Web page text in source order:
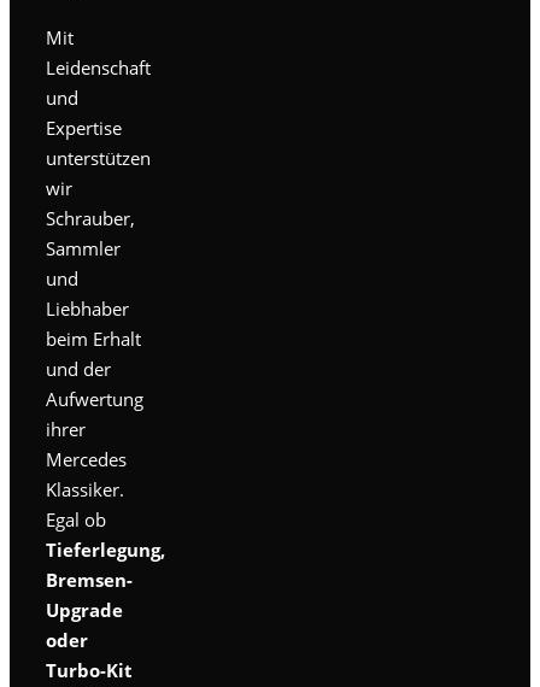
Mit
Leidenschaft
und
Expertise
unterstützen
wir
Schrauber,
Sammler
und
Liebhaber
beim Erhalt
und der
Aufwertung
ihrer
Mercedes
Klassiker.
Egal ob
Tieferlegung,
Bremsen-
Upgrade
oder
Turbo-Kit